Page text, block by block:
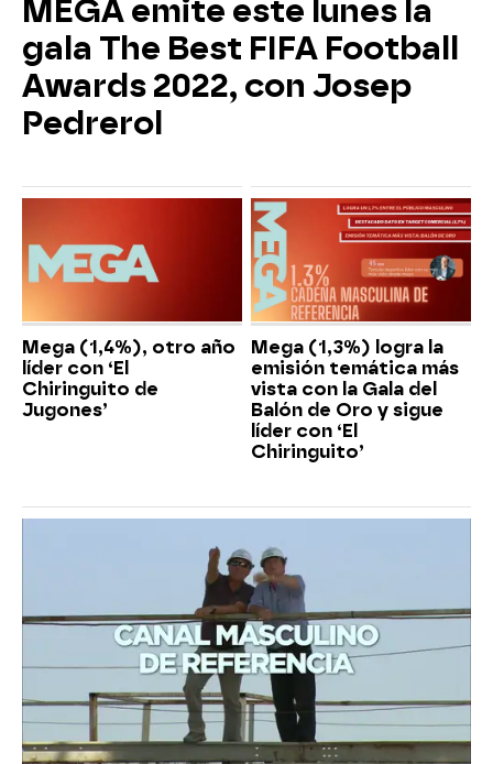
MEGA emite este lunes la
gala The Best FIFA Football
Awards 2022, con Josep
Pedrerol
Mega (1,4%), otro año
líder con ‘El
Chiringuito de
Jugones’
Mega (1,3%) logra la
emisión temática más
vista con la Gala del
Balón de Oro y sigue
líder con ‘El
Chiringuito’